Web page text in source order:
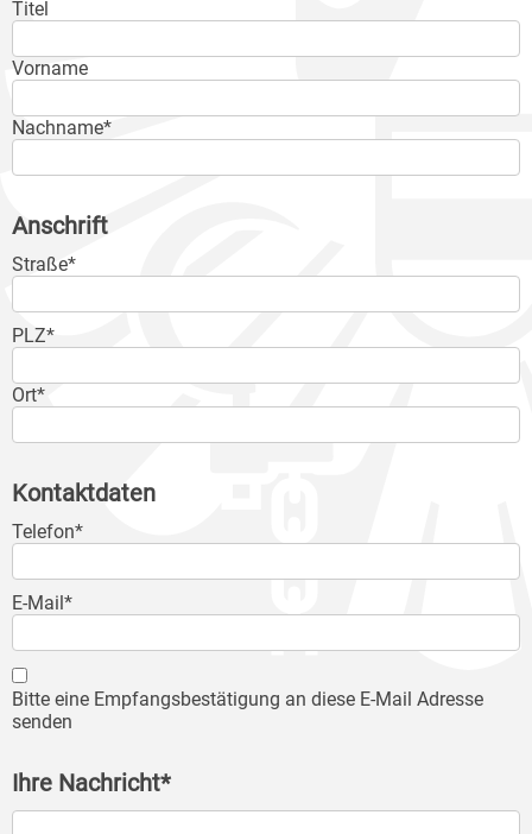
Titel
Vorname
Nachname*
Anschrift
Straße*
PLZ*
Ort*
Kontaktdaten
Telefon*
E-Mail*
Bitte eine Empfangsbestätigung an diese E-Mail Adresse
senden
Ihre Nachricht*